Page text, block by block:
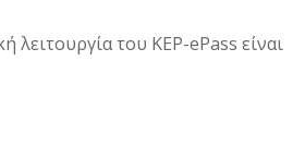
του KEP-ePass είναι